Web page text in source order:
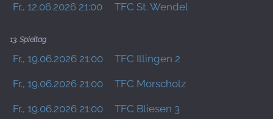
Fr., 12.06.2026 21:00 TFC St. Wendel
13. Spieltag
Fr., 19.06.2026 21:00 TFC Illingen 2
Fr., 19.06.2026 21:00 TFC Morscholz
Fr., 19.06.2026 21:00 TFC Bliesen 3